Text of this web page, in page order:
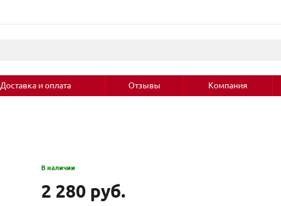
Доставка и оплата Отзывы Компания
В наличии
2 280 руб.